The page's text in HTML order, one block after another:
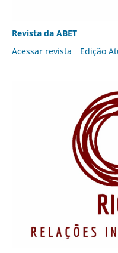
Revista da ABET
Acessar revista
Edição